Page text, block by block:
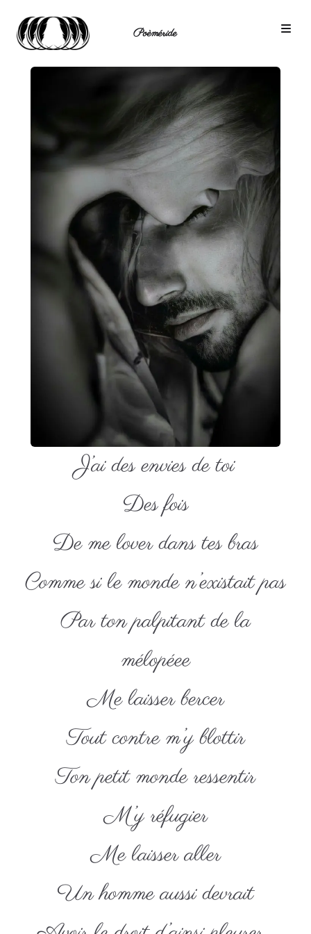
Poèméride
J’ai des envies de toi
Des fois
De me lover dans tes bras
Comme si le monde n’existait pas
Par ton palpitant de la
mélopéee
Me laisser bercer
Tout contre m’y blottir
Ton petit monde ressentir
M’y réfugier
Me laisser aller
Un homme aussi devrait